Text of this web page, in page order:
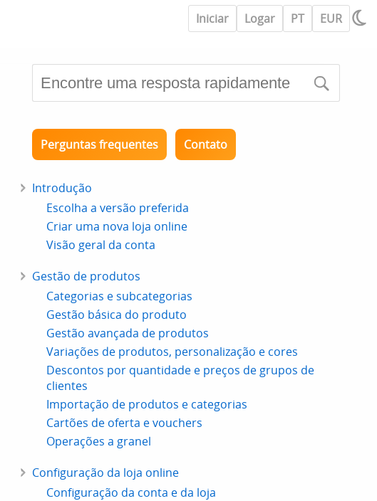
Iniciar Logar PT EUR
Perguntas frequentes Contato
Introdução
Escolha a versão preferida
Criar uma nova loja online
Visão geral da conta
Gestão de produtos
Categorias e subcategorias
Gestão básica do produto
Gestão avançada de produtos
Variações de produtos, personalização e cores
Descontos por quantidade e preços de grupos de
clientes
Importação de produtos e categorias
Cartões de oferta e vouchers
Operações a granel
Configuração da loja online
Configuração da conta e da loja